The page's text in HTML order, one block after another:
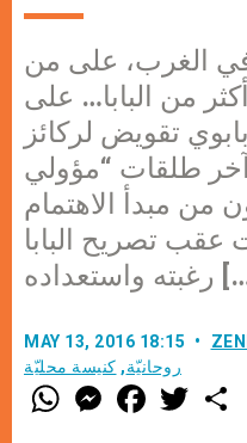
في الغرب، على من
من البابا… على
تقويض لركائز
آخر طلقات “مؤولي
من مبدأ الاهتمام
عقب تصريح البابا
[…]
MAY 13, 2016 18:15
روحانيّة, كنيسة محليّة
W
h
M
e
F
a w